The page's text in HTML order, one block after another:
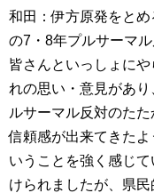
和田：伊方原発をと
の7・8年プルサーマ
皆さんといっしょに
れの思い・意見があ
ルサーマル反対のた
信頼感が出来てきた
いうことを強く感じ
けられましたが、県